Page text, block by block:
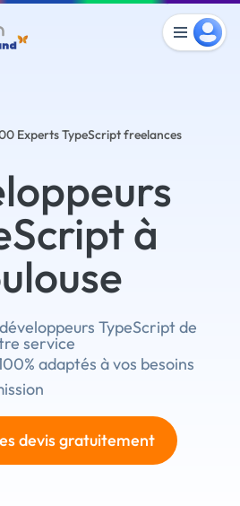
Experts TypeScript freelances
à
TypeScript de
service
adaptés à vos besoins
devis gratuitement